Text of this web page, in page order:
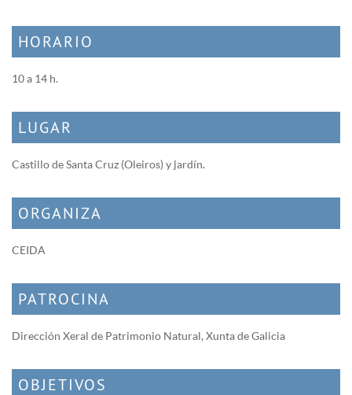
HORARIO
10 a 14 h.
LUGAR
Castillo de Santa Cruz (Oleiros) y jardín.
ORGANIZA
CEIDA
PATROCINA
Dirección Xeral de Patrimonio Natural, Xunta de Galicia
OBJETIVOS